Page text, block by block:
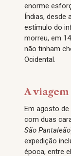
enorme
Índias, desde
estímulo do
morreu, em
não tinham
Ocidental.
A
Em agosto de
com duas
São Pantaleão
expedição
época, entre